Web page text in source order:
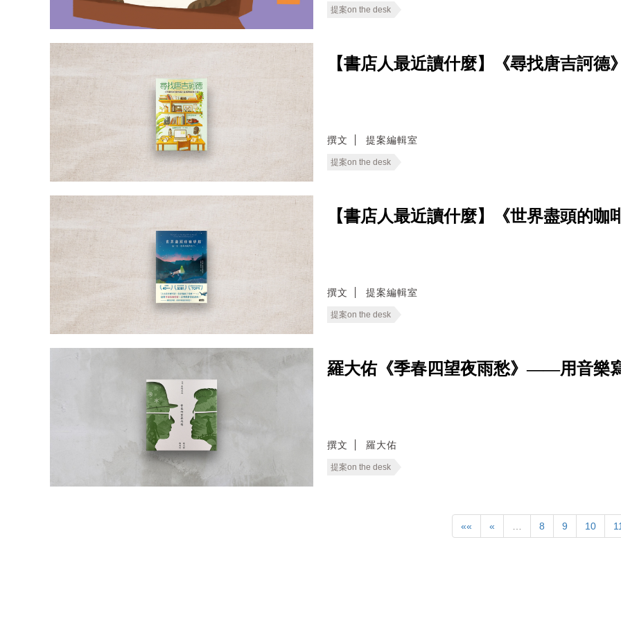
提案on the desk
【書店人最近讀什麼】《尋找唐吉訶德》
撰文 提案編輯室
提案on the desk
【書店人最近讀什麼】《世界盡頭的咖
撰文 提案編輯室
提案on the desk
羅大佑《季春四望夜雨愁》——用音樂
撰文 羅大佑
提案on the desk
«« « … 8 9 10